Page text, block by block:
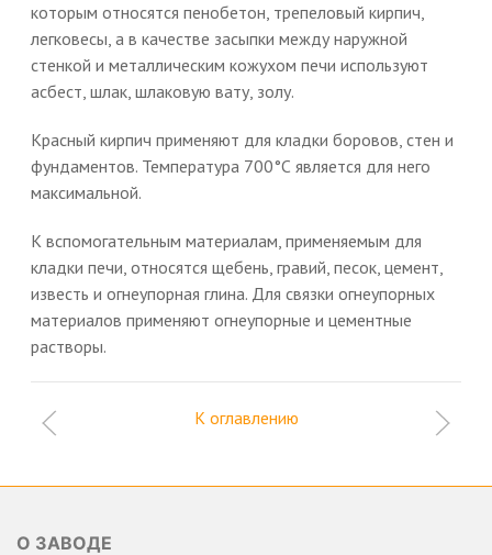
которым относятся пенобетон, трепеловый кирпич,
легковесы, а в качестве засыпки между наружной
стенкой и металлическим кожухом печи используют
асбест, шлак, шлаковую вату, золу.
Красный кирпич применяют для кладки боровов, стен и
фундаментов. Температура 700°С является для него
максимальной.
К вспомогательным материалам, применяемым для
кладки печи, относятся щебень, гравий, песок, цемент,
известь и огнеупорная глина. Для связки огнеупорных
материалов применяют огнеупорные и цементные
растворы.
К оглавлению
О ЗАВОДЕ